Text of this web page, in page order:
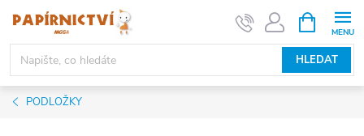
obsah
HLEDAT
NÁKUPNÍ
KOŠÍK
PODLOŽKY